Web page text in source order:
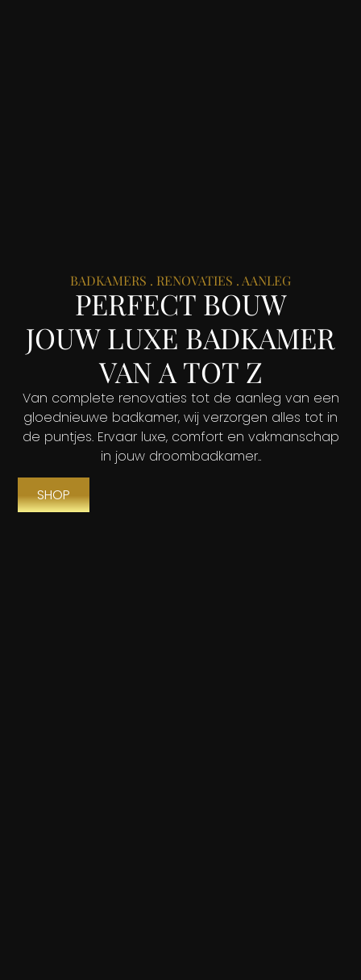
BADKAMERS . RENOVATIES . AANLEG
PERFECT BOUW
JOUW LUXE BADKAMER
VAN A TOT Z
Van complete renovaties tot de aanleg van een
gloednieuwe badkamer, wij verzorgen alles tot in
de puntjes. Ervaar luxe, comfort en vakmanschap
in jouw droombadkamer..
SHOP